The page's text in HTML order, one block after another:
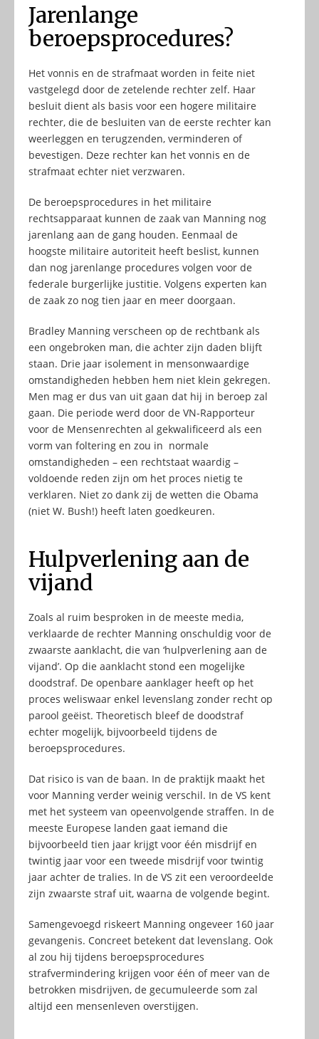
Jarenlange
beroepsprocedures?
Het vonnis en de strafmaat worden in feite niet
vastgelegd door de zetelende rechter zelf. Haar
besluit dient als basis voor een hogere militaire
rechter, die de besluiten van de eerste rechter kan
weerleggen en terugzenden, verminderen of
bevestigen. Deze rechter kan het vonnis en de
strafmaat echter niet verzwaren.
De beroepsprocedures in het militaire
rechtsapparaat kunnen de zaak van Manning nog
jarenlang aan de gang houden. Eenmaal de
hoogste militaire autoriteit heeft beslist, kunnen
dan nog jarenlange procedures volgen voor de
federale burgerlijke justitie. Volgens experten kan
de zaak zo nog tien jaar en meer doorgaan.
Bradley Manning verscheen op de rechtbank als
een ongebroken man, die achter zijn daden blijft
staan. Drie jaar isolement in mensonwaardige
omstandigheden hebben hem niet klein gekregen.
Men mag er dus van uit gaan dat hij in beroep zal
gaan. Die periode werd door de VN-Rapporteur
voor de Mensenrechten al gekwalificeerd als een
vorm van foltering en zou in normale
omstandigheden – een rechtstaat waardig –
voldoende reden zijn om het proces nietig te
verklaren. Niet zo dank zij de wetten die Obama
(niet W. Bush!) heeft laten goedkeuren.
Hulpverlening aan de
vijand
Zoals al ruim besproken in de meeste media,
verklaarde de rechter Manning onschuldig voor de
zwaarste aanklacht, die van ‘hulpverlening aan de
vijand’. Op die aanklacht stond een mogelijke
doodstraf. De openbare aanklager heeft op het
proces weliswaar enkel levenslang zonder recht op
parool geëist. Theoretisch bleef de doodstraf
echter mogelijk, bijvoorbeeld tijdens de
beroepsprocedures.
Dat risico is van de baan. In de praktijk maakt het
voor Manning verder weinig verschil. In de VS kent
met het systeem van opeenvolgende straffen. In de
meeste Europese landen gaat iemand die
bijvoorbeeld tien jaar krijgt voor één misdrijf en
twintig jaar voor een tweede misdrijf voor twintig
jaar achter de tralies. In de VS zit een veroordeelde
zijn zwaarste straf uit, waarna de volgende begint.
Samengevoegd riskeert Manning ongeveer 160 jaar
gevangenis. Concreet betekent dat levenslang. Ook
al zou hij tijdens beroepsprocedures
strafvermindering krijgen voor één of meer van de
betrokken misdrijven, de gecumuleerde som zal
altijd een mensenleven overstijgen.